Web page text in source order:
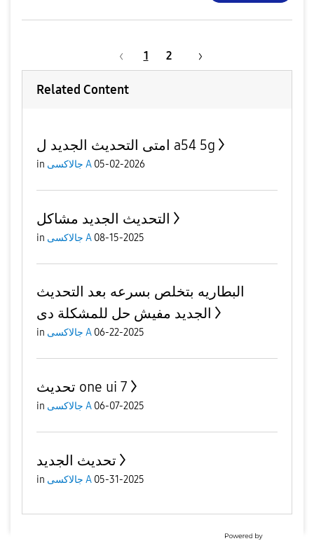
1 2
Related Content
امتى التحديث الجديد ل a54 5g
in جالاكسى A 05-02-2026
التحديث الجديد مشاكل
in جالاكسى A 08-15-2025
البطاريه بتخلص بسرعه بعد التحديث
الجديد مفيش حل للمشكلة دى
in جالاكسى A 06-22-2025
تحديث one ui 7
in جالاكسى A 06-07-2025
تحديث الجديد
in جالاكسى A 05-31-2025